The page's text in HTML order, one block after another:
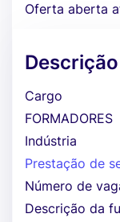
Oferta aberta
Descrição
Cargo
FORMADORES
Indústria
Prestação de
Número de
Descrição da